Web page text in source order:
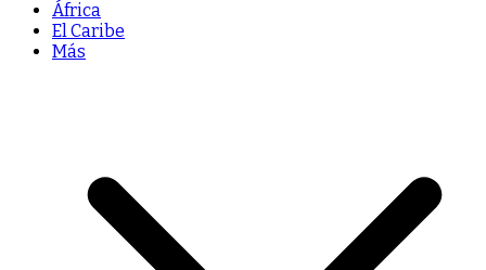
África
El Caribe
Más